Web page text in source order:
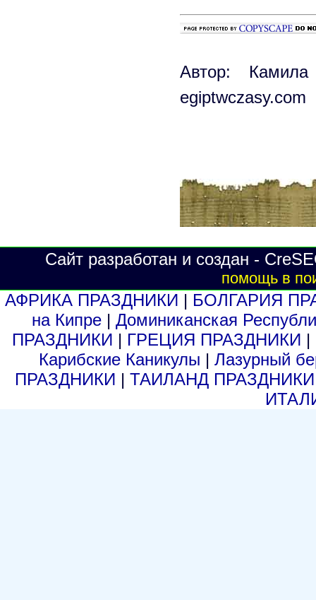
Автор:
egiptwczasy.com
Сайт разработан и создан -
помощь в
АФРИКА ПРАЗДНИКИ | БОЛГАРИЯ
на Кипре |Доминиканская
ПРАЗДНИКИ | ГРЕЦИЯ ПРАЗДНИКИ |
Карибские Каникулы |Лазурный
ПРАЗДНИКИ |ТАИЛАНД